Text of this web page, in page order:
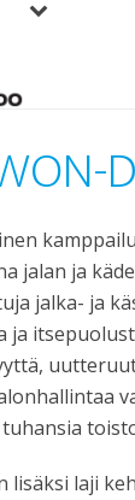
jalan ja
jalka- ja
ja
lisäksi laji